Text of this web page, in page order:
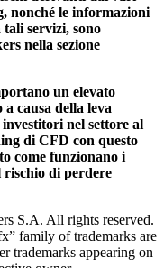
nonché le informazioni
tali servizi, sono
nella sezione
un elevato
causa della leva
nel settore al
di CFD con questo
come funzionano i
di perdere
S.A. All rights reserved.
family of trademarks are
trademarks appearing on